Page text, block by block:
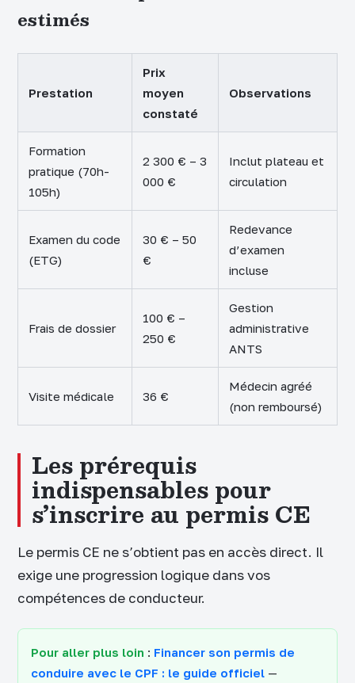
estimés
Prestation
Prix
moyen
constaté
Observations
Formation
pratique (70h-
105h)
2 300 € – 3
000 €
Inclut plateau et
circulation
Examen du code
(ETG)
30 € – 50
€
Redevance
d’examen
incluse
Frais de dossier
100 € –
250 €
Gestion
administrative
ANTS
Visite médicale 36 €
Médecin agréé
(non remboursé)
Les prérequis
indispensables pour
s’inscrire au permis CE
Le permis CE ne s’obtient pas en accès direct. Il
exige une progression logique dans vos
compétences de conducteur.
Pour aller plus loin : Financer son permis de
conduire avec le CPF : le guide officiel —